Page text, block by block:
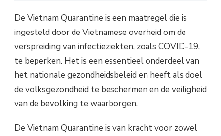
De Vietnam Quarantine is een maatregel die is
ingesteld door de Vietnamese overheid om de
verspreiding van infectieziekten, zoals COVID-19,
te beperken. Het is een essentieel onderdeel van
het nationale gezondheidsbeleid en heeft als doel
de volksgezondheid te beschermen en de veiligheid
van de bevolking te waarborgen.
De Vietnam Quarantine is van kracht voor zowel